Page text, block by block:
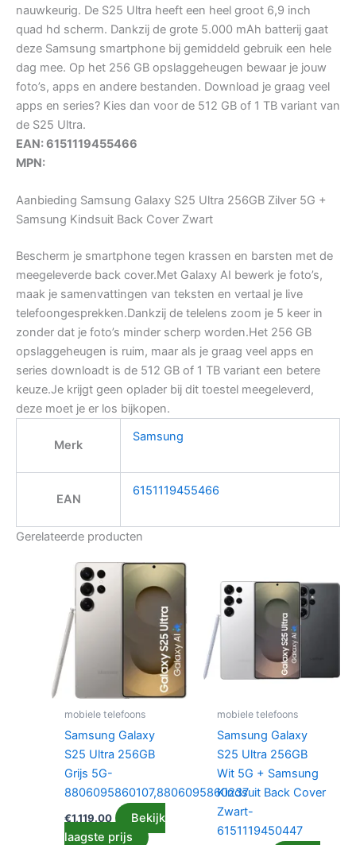
nauwkeurig. De S25 Ultra heeft een heel groot 6,9 inch
quad hd scherm. Dankzij de grote 5.000 mAh batterij gaat
deze Samsung smartphone bij gemiddeld gebruik een hele
dag mee. Op het 256 GB opslaggeheugen bewaar je jouw
foto’s, apps en andere bestanden. Download je graag veel
apps en series? Kies dan voor de 512 GB of 1 TB variant van
de S25 Ultra.
EAN: 6151119455466
MPN:
Aanbieding Samsung Galaxy S25 Ultra 256GB Zilver 5G +
Samsung Kindsuit Back Cover Zwart
Bescherm je smartphone tegen krassen en barsten met de
meegeleverde back cover.Met Galaxy AI bewerk je foto’s,
maak je samenvattingen van teksten en vertaal je live
telefoongesprekken.Dankzij de telelens zoom je 5 keer in
zonder dat je foto’s minder scherp worden.Het 256 GB
opslaggeheugen is ruim, maar als je graag veel apps en
series downloadt is de 512 GB of 1 TB variant een betere
keuze.Je krijgt geen oplader bij dit toestel meegeleverd,
deze moet je er los bijkopen.
Merk
Samsung
EAN
6151119455466
Gerelateerde producten
mobiele telefoons
Samsung Galaxy
S25 Ultra 256GB
Grijs 5G-
8806095860107,8806095860237
€1,119.00
Bekijk
laagste prijs
mobiele telefoons
Samsung Galaxy
S25 Ultra 256GB
Wit 5G + Samsung
Kindsuit Back Cover
Zwart-
6151119450447